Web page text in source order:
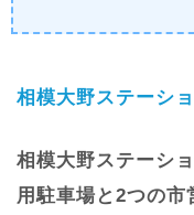
相模大野ステーシ
相模大野ステーシ
用駐車場と2つの市